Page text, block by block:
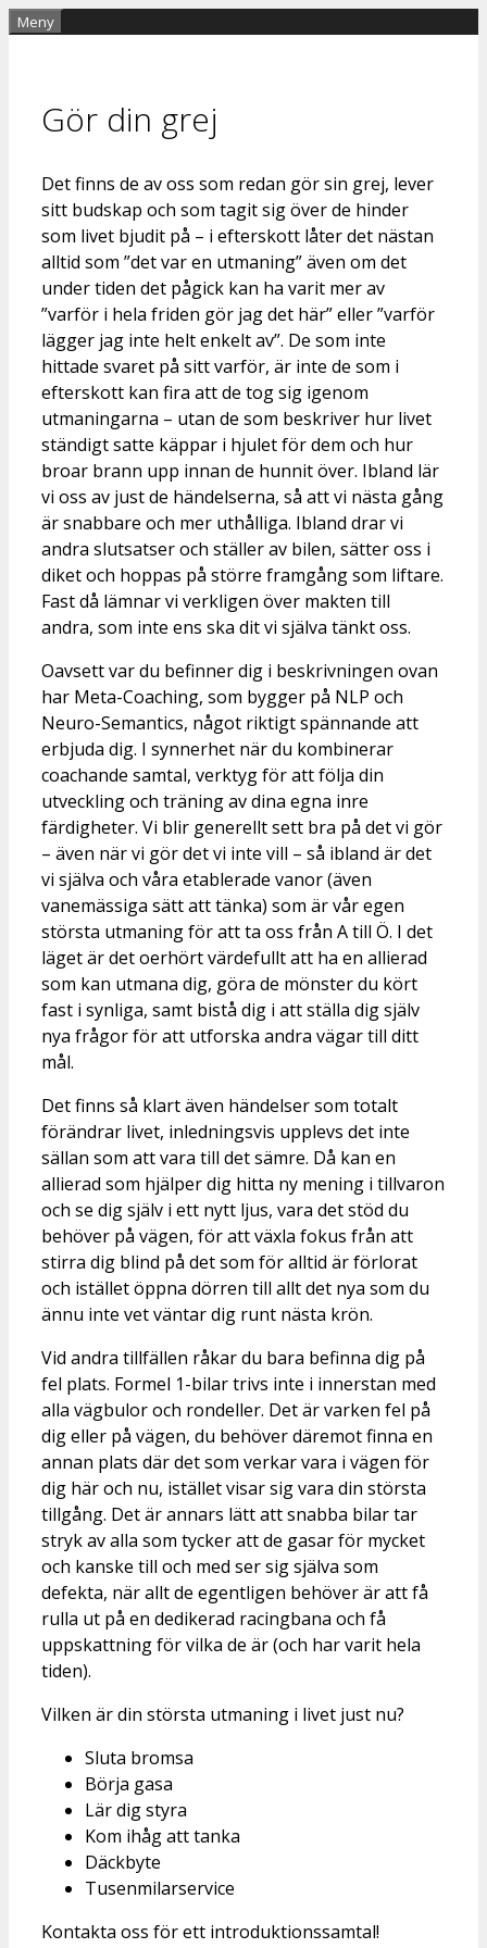
Hoppa
Meny
Gör din grej
Det finns de av oss som redan gör sin grej, lever
sitt budskap och som tagit sig över de hinder
som livet bjudit på – i efterskott låter det nästan
alltid som ”det var en utmaning” även om det
under tiden det pågick kan ha varit mer av
”varför i hela friden gör jag det här” eller ”varför
lägger jag inte helt enkelt av”. De som inte
hittade svaret på sitt varför, är inte de som i
efterskott kan fira att de tog sig igenom
utmaningarna – utan de som beskriver hur livet
ständigt satte käppar i hjulet för dem och hur
broar brann upp innan de hunnit över. Ibland lär
vi oss av just de händelserna, så att vi nästa gång
är snabbare och mer uthålliga. Ibland drar vi
andra slutsatser och ställer av bilen, sätter oss i
diket och hoppas på större framgång som liftare.
Fast då lämnar vi verkligen över makten till
andra, som inte ens ska dit vi själva tänkt oss.
Oavsett var du befinner dig i beskrivningen ovan
har Meta-Coaching, som bygger på NLP och
Neuro-Semantics, något riktigt spännande att
erbjuda dig. I synnerhet när du kombinerar
coachande samtal, verktyg för att följa din
utveckling och träning av dina egna inre
färdigheter. Vi blir generellt sett bra på det vi gör
– även när vi gör det vi inte vill – så ibland är det
vi själva och våra etablerade vanor (även
vanemässiga sätt att tänka) som är vår egen
största utmaning för att ta oss från A till Ö. I det
läget är det oerhört värdefullt att ha en allierad
som kan utmana dig, göra de mönster du kört
fast i synliga, samt bistå dig i att ställa dig själv
nya frågor för att utforska andra vägar till ditt
mål.
Det finns så klart även händelser som totalt
förändrar livet, inledningsvis upplevs det inte
sällan som att vara till det sämre. Då kan en
allierad som hjälper dig hitta ny mening i tillvaron
och se dig själv i ett nytt ljus, vara det stöd du
behöver på vägen, för att växla fokus från att
stirra dig blind på det som för alltid är förlorat
och istället öppna dörren till allt det nya som du
ännu inte vet väntar dig runt nästa krön.
Vid andra tillfällen råkar du bara befinna dig på
fel plats. Formel 1-bilar trivs inte i innerstan med
alla vägbulor och rondeller. Det är varken fel på
dig eller på vägen, du behöver däremot finna en
annan plats där det som verkar vara i vägen för
dig här och nu, istället visar sig vara din största
tillgång. Det är annars lätt att snabba bilar tar
stryk av alla som tycker att de gasar för mycket
och kanske till och med ser sig själva som
defekta, när allt de egentligen behöver är att få
rulla ut på en dedikerad racingbana och få
uppskattning för vilka de är (och har varit hela
tiden).
Vilken är din största utmaning i livet just nu?
Sluta bromsa
Börja gasa
Lär dig styra
Kom ihåg att tanka
Däckbyte
Tusenmilarservice
Kontakta oss för ett introduktionssamtal!